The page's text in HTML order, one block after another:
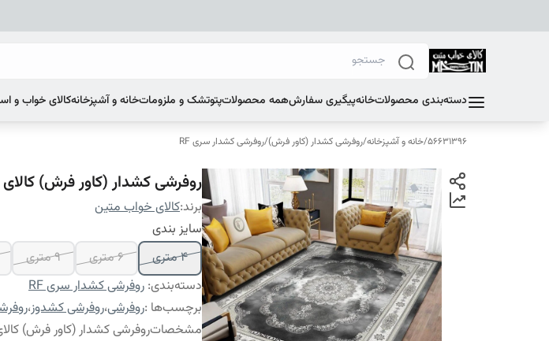
دسته‌بندی محصولاتخانهپیگیری سفارشهمه محصولاتپتوتشک و ملزوماتخانه و آشپزخانهکالای خواب و
56631396
/خانه و آشپزخانه/روفرشی کشدار (کاور فرش)/روفرشی کشدار سری RF
روفرشی کشدار (کاور فرش) کالای
برند:کالای خواب متین
سایز بندی
4 متری
6 متری 9 متری
دسته‌بندی: روفرشی کشدار سری RF
برچسب‌ها :روفرشی،روفرشی کشدوز،
مشخصاتروفرشی کشدار (کاور فرش)